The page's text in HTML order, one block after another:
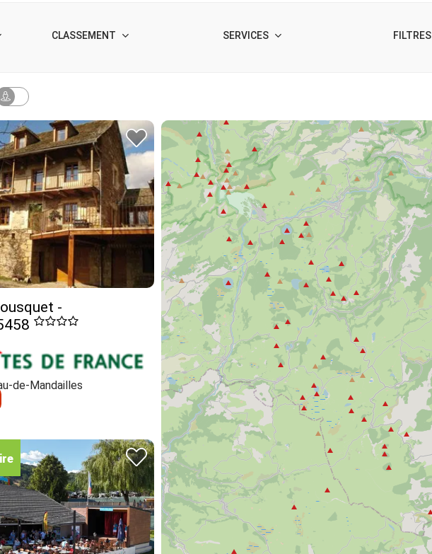
CLASSEMENT SERVICES FILTRES
-
de-Mandailles